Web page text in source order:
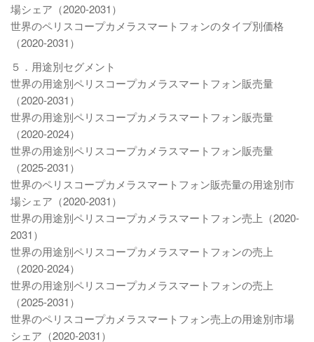
場シェア（2020-2031）
世界のペリスコープカメラスマートフォンのタイプ別価格
（2020-2031）
５．用途別セグメント
世界の用途別ペリスコープカメラスマートフォン販売量
（2020-2031）
世界の用途別ペリスコープカメラスマートフォン販売量
（2020-2024）
世界の用途別ペリスコープカメラスマートフォン販売量
（2025-2031）
世界のペリスコープカメラスマートフォン販売量の用途別市
場シェア（2020-2031）
世界の用途別ペリスコープカメラスマートフォン売上（2020-
2031）
世界の用途別ペリスコープカメラスマートフォンの売上
（2020-2024）
世界の用途別ペリスコープカメラスマートフォンの売上
（2025-2031）
世界のペリスコープカメラスマートフォン売上の用途別市場
シェア（2020-2031）